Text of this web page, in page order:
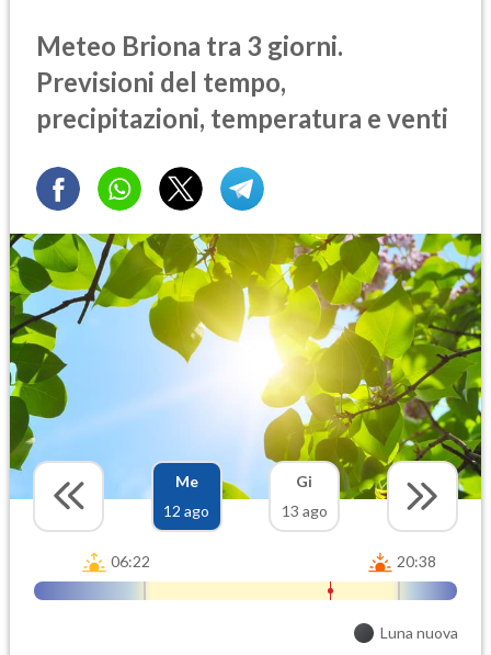
Meteo Briona tra 3 giorni.
Previsioni del tempo,
precipitazioni, temperatura e venti
Me
12 ago
Gi
13 ago
06:22 20:38
Luna nuova